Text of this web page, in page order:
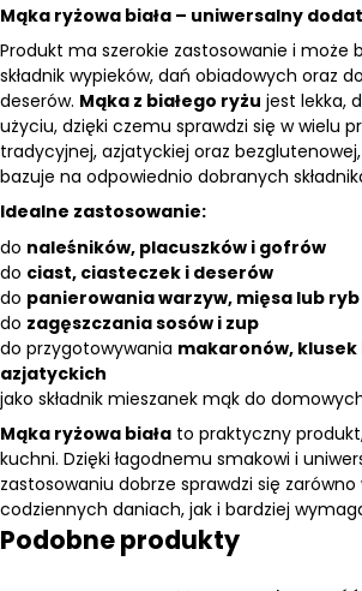
Mąka ryżowa biała – uniwersalny
Produkt ma szerokie zastosowanie i może
składnik wypieków, dań obiadowych oraz
deserów. Mąka z białego ryżu jest lekka,
użyciu, dzięki czemu sprawdzi się w wielu
tradycyjnej, azjatyckiej oraz bezglutenowej,
bazuje na odpowiednio dobranych
Idealne zastosowanie:
do naleśników, placuszków i gofrów
do ciast, ciasteczek i deserów
do panierowania warzyw, mięsa lub ryb
do zagęszczania sosów i zup
do przygotowywania makaronów,
azjatyckich
jako składnik mieszanek mąk do
Mąka ryżowa biała to praktyczny
kuchni. Dzięki łagodnemu smakowi i
zastosowaniu dobrze sprawdzi się
codziennych daniach, jak i bardziej
Podobne produkty